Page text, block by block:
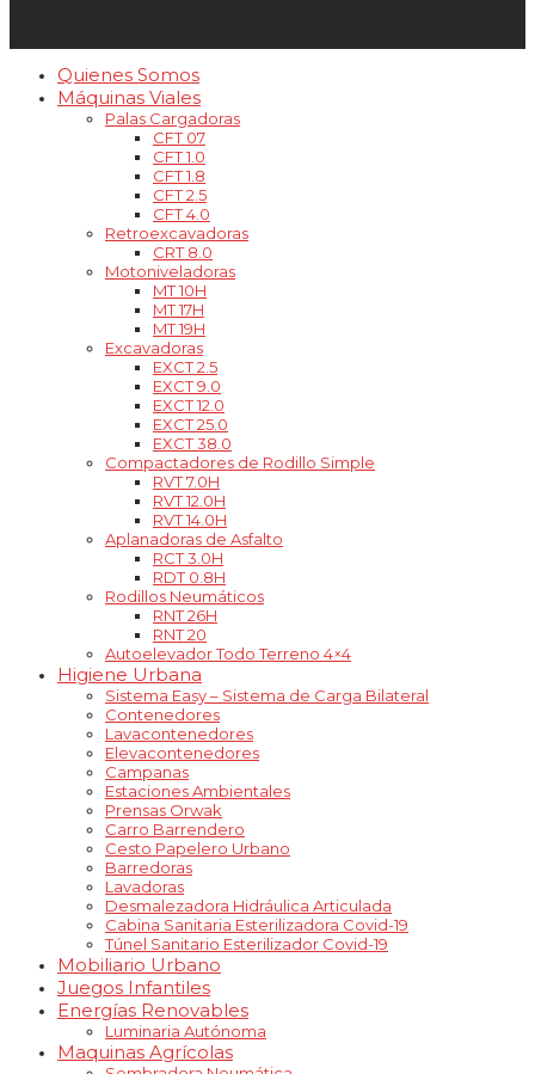
Quienes Somos
Máquinas Viales
Palas Cargadoras
CFT 07
CFT 1.0
CFT 1.8
CFT 2.5
CFT 4.0
Retroexcavadoras
CRT 8.0
Motoniveladoras
MT 10H
MT 17H
MT 19H
Excavadoras
EXCT 2.5
EXCT 9.0
EXCT 12.0
EXCT 25.0
EXCT 38.0
Compactadores de Rodillo Simple
RVT 7.0H
RVT 12.0H
RVT 14.0H
Aplanadoras de Asfalto
RCT 3.0H
RDT 0.8H
Rodillos Neumáticos
RNT 26H
RNT 20
Autoelevador Todo Terreno 4×4
Higiene Urbana
Sistema Easy – Sistema de Carga Bilateral
Contenedores
Lavacontenedores
Elevacontenedores
Campanas
Estaciones Ambientales
Prensas Orwak
Carro Barrendero
Cesto Papelero Urbano
Barredoras
Lavadoras
Desmalezadora Hidráulica Articulada
Cabina Sanitaria Esterilizadora Covid-19
Túnel Sanitario Esterilizador Covid-19
Mobiliario Urbano
Juegos Infantiles
Energías Renovables
Luminaria Autónoma
Maquinas Agrícolas